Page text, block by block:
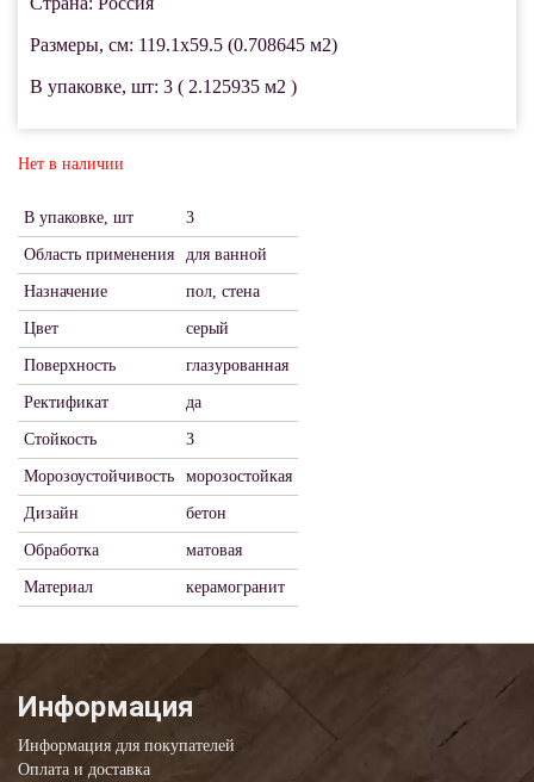
Размеры, см: 119.1x59.5 (0.708645 м2)
В упаковке, шт: 3 ( 2.125935 м2 )
Нет в наличии
В упаковке, шт 3
Область применения для ванной
Назначение пол, стена
Цвет серый
Поверхность глазурованная
Ректификат да
Стойкость 3
Морозоустойчивость морозостойкая
Дизайн бетон
Обработка матовая
Материал керамогранит
Информация
Информация для покупателей
Оплата и доставка